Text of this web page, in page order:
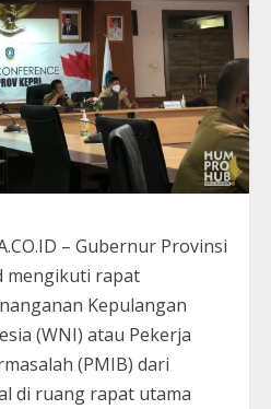
– Gubernur Provinsi
mengikuti rapat
Kepulangan
(WNI) atau Pekerja
(PMIB) dari
di ruang rapat utama